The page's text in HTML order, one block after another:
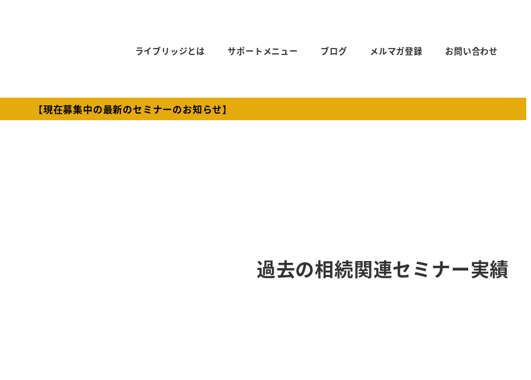
ライブリッジとは サポートメニュー ブログ メルマガ登録 お問い合わせ
【現在募集中の最新のセミナーのお知らせ】
過去の相続関連セミナー実績